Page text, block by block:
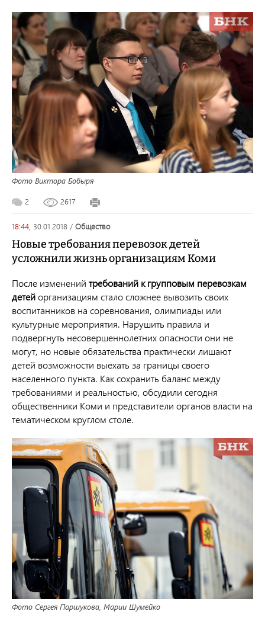
Фото Виктора Бобыря
2 2617
18:44, 30.01.2018 / общество
Новые требования перевозок детей
усложнили жизнь организациям Коми
После изменений требований к групповым перевозкам
детейорганизациям стало сложнее вывозить своих
воспитанников на соревнования, олимпиады или
культурные мероприятия. Нарушить правила и
подвергнуть несовершеннолетних опасности они не
могут, но новые обязательства практически лишают
детей возможности выехать за границы своего
населенного пункта. Как сохранить баланс между
требованиями и реальностью, обсудили сегодня
общественники Коми и представители органов власти на
тематическом круглом столе.
Фото Сергея Паршукова, Марии Шумейко